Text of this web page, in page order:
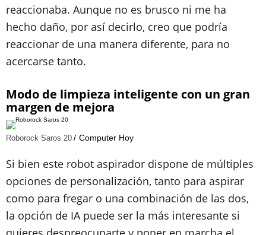
reaccionaba. Aunque no es brusco ni me ha
hecho daño, por así decirlo, creo que podría
reaccionar de una manera diferente, para no
acercarse tanto.
Modo de limpieza inteligente con un gran
margen de mejora
Roborock Saros 20 Computer Hoy
Si bien este robot aspirador dispone de múltiples
opciones de personalización, tanto para aspirar
como para fregar o una combinación de las dos,
la opción de IA puede ser la más interesante si